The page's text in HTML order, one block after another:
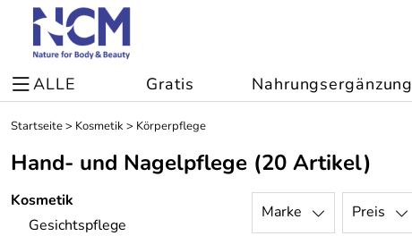
ALLE Gratis Nahrungsergänzung
Startseite> Kosmetik > Körperpflege
Hand- und Nagelpflege (20 Artikel)
Kosmetik
Gesichtspflege
Marke Preis